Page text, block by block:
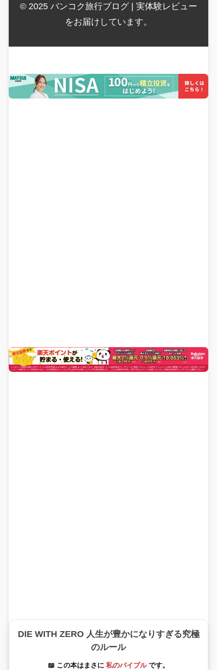
© 2025 バンコク旅行ブログ | 実体験レビュー
をお届けしています。
DIE WITH ZERO 人生が豊かになりすぎる究極
のルール
📖 この本はまさに 私のバイブルです。